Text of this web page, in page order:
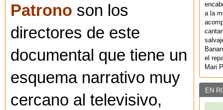
Patrono son los
directores de este
documental que tiene un
esquema narrativo muy
cercano al televisivo,
a la
el
Mari
EN